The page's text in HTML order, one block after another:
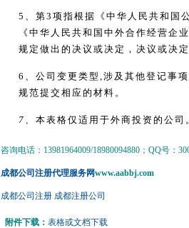
5 、第3 项指根据《中华人民共和国
《中华人民共和国中外合作经营企
规定做出的决议或决定，决议或决
6 、公司变更类型 涉及其他登记事
规范提交相应的材料。
7 本表格仅适用于外商投资的公司
咨询电话：13981964009/18980094880；QQ号：
成都公司注册代理服务网www.aabbj.com
成都公司注册 成都注册公司
附件下载： 表格或文档下载